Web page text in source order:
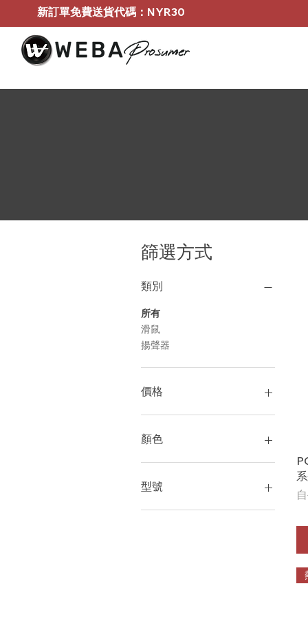
新訂單免費送貨代碼：NYR30
篩選方式
類別
所有
滑鼠
揚聲器
價格
HK$549
顏色
型號
4310UC + CH 單耳耳機
自